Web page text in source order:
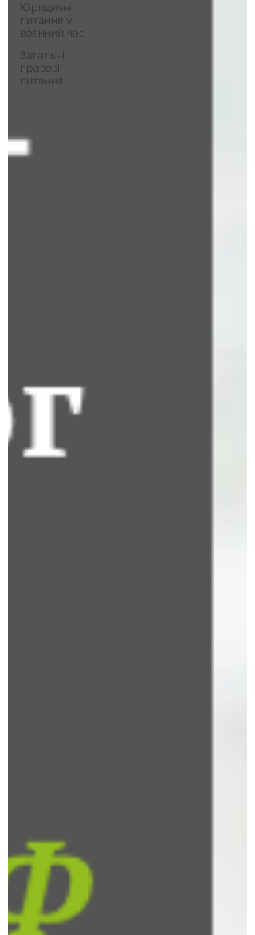
Юридичні
питання у
воєнний час
Загальні
правові
питання